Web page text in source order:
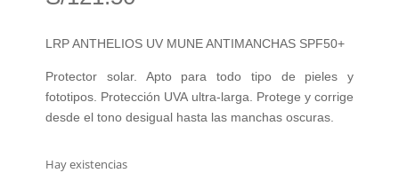
LRP ANTHELIOS UV MUNE ANTIMANCHAS SPF50+
Protector solar. Apto para todo tipo de pieles y
fototipos. Protección UVA ultra-larga. Protege y corrige
desde el tono desigual hasta las manchas oscuras.
Hay existencias